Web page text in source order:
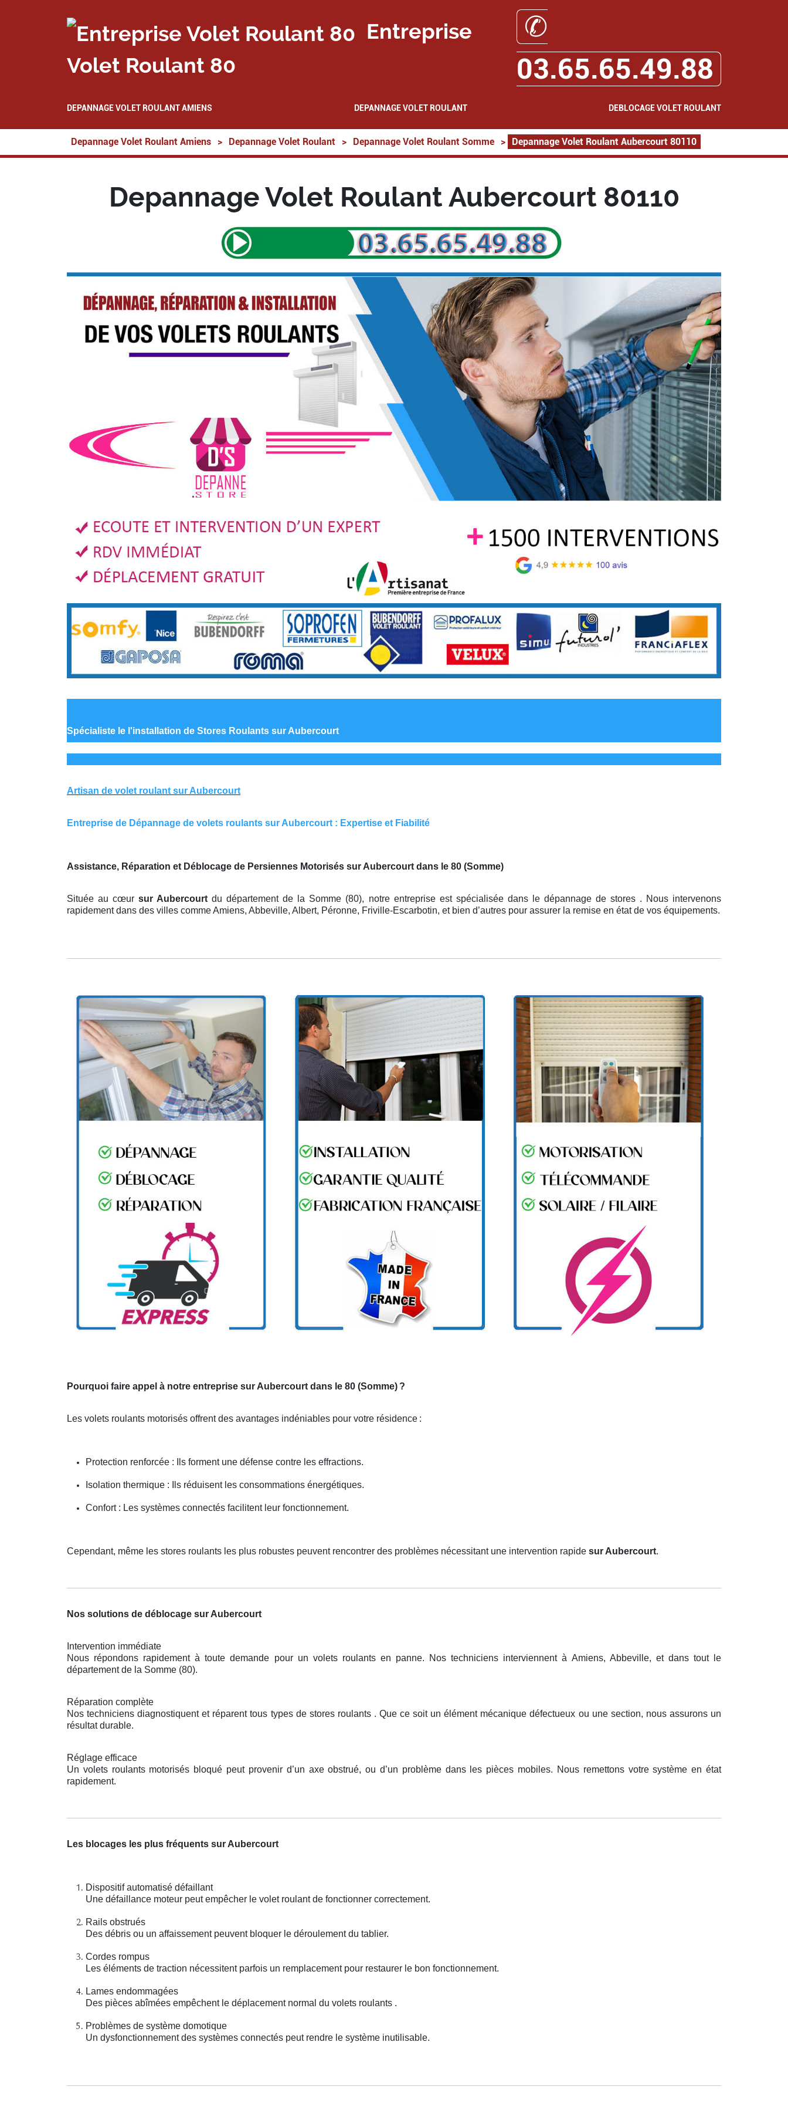
Entreprise
Volet Roulant 80
✆
03.65.65.49.88
DEPANNAGE VOLET ROULANT AMIENS DEPANNAGE VOLET ROULANT DEBLOCAGE VOLET ROULANT
Depannage Volet Roulant Amiens > Depannage Volet Roulant > Depannage Volet Roulant Somme > Depannage Volet Roulant Aubercourt 80110
Depannage Volet Roulant Aubercourt 80110
Spécialiste le l'installation de Stores Roulants sur Aubercourt
Artisan de volet roulant sur Aubercourt
Entreprise de Dépannage de volets roulants sur Aubercourt : Expertise et Fiabilité
Assistance, Réparation et Déblocage de Persiennes Motorisés sur Aubercourt dans le 80 (Somme)
Située au cœursur Aubercourtdu département de la Somme (80), notre entreprise est spécialisée dans le dépannage de stores . Nous intervenons
rapidement dans des villes comme Amiens, Abbeville, Albert, Péronne, Friville-Escarbotin, et bien d’autres pour assurer la remise en état de vos équipements.
Pourquoi faire appel à notre entreprise sur Aubercourt dans le 80 (Somme) ?
Les volets roulants motorisés offrent des avantages indéniables pour votre résidence :
Protection renforcée : Ils forment une défense contre les effractions.
Isolation thermique : Ils réduisent les consommations énergétiques.
Confort : Les systèmes connectés facilitent leur fonctionnement.
Cependant, même les stores roulants les plus robustes peuvent rencontrer des problèmes nécessitant une intervention rapide sur Aubercourt.
Nos solutions de déblocage sur Aubercourt
Intervention immédiate
Nous répondons rapidement à toute demande pour un volets roulants en panne. Nos techniciens interviennent à Amiens, Abbeville, et dans tout le
département de la Somme (80).
Réparation complète
Nos techniciens diagnostiquent et réparent tous types de stores roulants . Que ce soit un élément mécanique défectueux ou une section, nous assurons un
résultat durable.
Réglage efficace
Un volets roulants motorisés bloqué peut provenir d’un axe obstrué, ou d’un problème dans les pièces mobiles. Nous remettons votre système en état
rapidement.
Les blocages les plus fréquents sur Aubercourt
Dispositif automatisé défaillant
Une défaillance moteur peut empêcher le volet roulant de fonctionner correctement.
Rails obstrués
Des débris ou un affaissement peuvent bloquer le déroulement du tablier.
Cordes rompus
Les éléments de traction nécessitent parfois un remplacement pour restaurer le bon fonctionnement.
Lames endommagées
Des pièces abîmées empêchent le déplacement normal du volets roulants .
Problèmes de système domotique
Un dysfonctionnement des systèmes connectés peut rendre le système inutilisable.